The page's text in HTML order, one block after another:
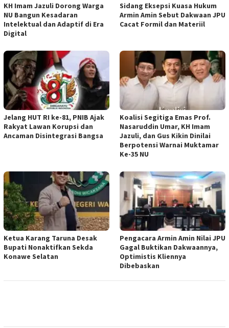
KH Imam Jazuli Dorong Warga
NU Bangun Kesadaran
Intelektual dan Adaptif di Era
Digital
‎Sidang Eksepsi Kuasa Hukum
Armin Amin Sebut Dakwaan JPU
Cacat Formil dan Materiil
Jelang HUT RI ke-81, PNIB Ajak
Rakyat Lawan Korupsi dan
Ancaman Disintegrasi Bangsa
Koalisi Segitiga Emas Prof.
Nasaruddin Umar, KH Imam
Jazuli, dan Gus Kikin Dinilai
Berpotensi Warnai Muktamar
Ke-35 NU
Ketua ‎Karang Taruna Desak
Bupati Nonaktifkan Sekda
Konawe Selatan
‎Pengacara Armin Amin Nilai JPU
Gagal Buktikan Dakwaannya,
Optimistis Kliennya
Dibebaskan